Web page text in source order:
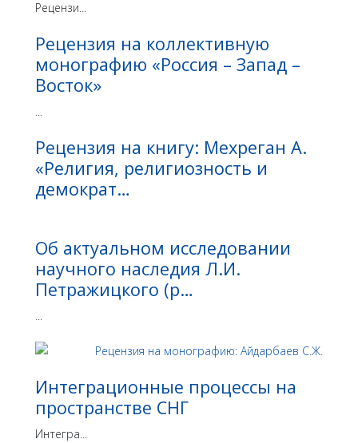
Рецензи...
Рецензия на коллективную
монографию «Россия – Запад –
Восток»
...
Рецензия на книгу: Мехреган А.
«Религия, религиозность и
демократ…
Об актуальном исследовании
научного наследия Л.И.
Петражицкого (р…
...
Интеграционные процессы на
пространстве СНГ
Интегра...